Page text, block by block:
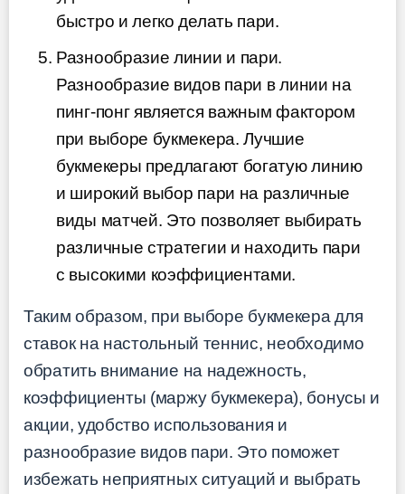
быстро и легко делать пари.
Разнообразие линии и пари.
Разнообразие видов пари в линии на
пинг-понг является важным фактором
при выборе букмекера. Лучшие
букмекеры предлагают богатую линию
и широкий выбор пари на различные
виды матчей. Это позволяет выбирать
различные стратегии и находить пари
с высокими коэффициентами.
Таким образом, при выборе букмекера для
ставок на настольный теннис, необходимо
обратить внимание на надежность,
коэффициенты (маржу букмекера), бонусы и
акции, удобство использования и
разнообразие видов пари. Это поможет
избежать неприятных ситуаций и выбрать